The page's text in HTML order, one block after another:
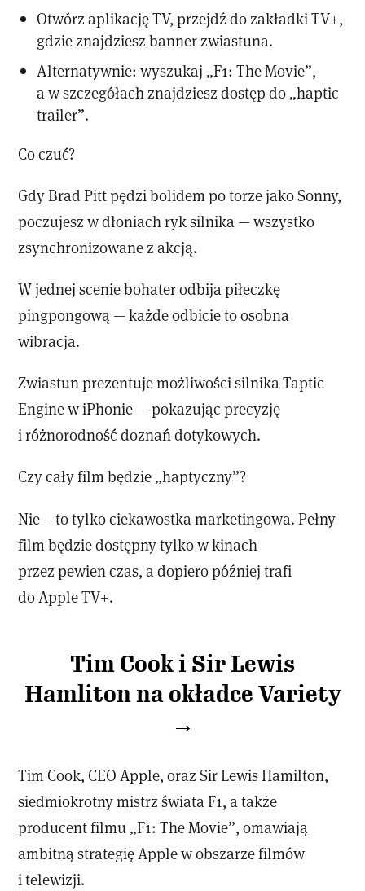
Otwórz aplikację TV, przejdź do zakładki TV+,
gdzie znajdziesz banner zwiastuna.
Alternatywnie: wyszukaj „F1: The Movie”,
a w szczegółach znajdziesz dostęp do „haptic
trailer”.
Co czuć?
Gdy Brad Pitt pędzi bolidem po torze jako Sonny,
poczujesz w dłoniach ryk silnika — wszystko
zsynchronizowane z akcją.
W jednej scenie bohater odbija piłeczkę
pingpongową — każde odbicie to osobna
wibracja.
Zwiastun prezentuje możliwości silnika Taptic
Engine w iPhonie — pokazując precyzję
i różnorodność doznań dotykowych.
Czy cały film będzie „haptyczny”?
Nie – to tylko ciekawostka marketingowa. Pełny
film będzie dostępny tylko w kinach
przez pewien czas, a dopiero później trafi
do Apple TV+.
Tim Cook i Sir Lewis
Hamliton na okładce Variety
→
Tim Cook, CEO Apple, oraz Sir Lewis Hamilton,
siedmiokrotny mistrz świata F1, a także
producent filmu „F1: The Movie”, omawiają
ambitną strategię Apple w obszarze filmów
i telewizji.